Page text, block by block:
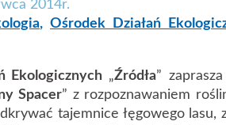
2014r.
, Ośrodek Działań
Ekologicznych „Źródła”
Spacer” z rozpoznawaniem
tajemnice łęgowego lasu,